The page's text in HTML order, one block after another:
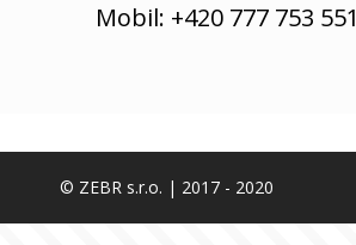
Mobil: +420 777 753 551
© ZEBR s.r.o. | 2017 - 2020